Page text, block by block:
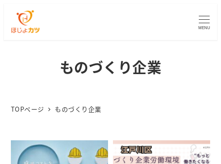
MENU
ものづくり企業
TOPページ ものづくり企業